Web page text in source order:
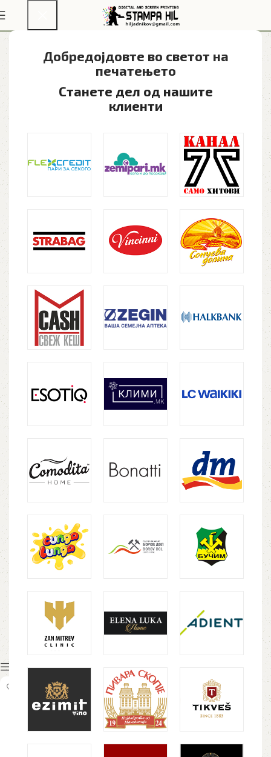
Добредојдовте во светот на
печатењето​
Станете дел од нашите
клиенти
Самостоечки дисплеи
Show column